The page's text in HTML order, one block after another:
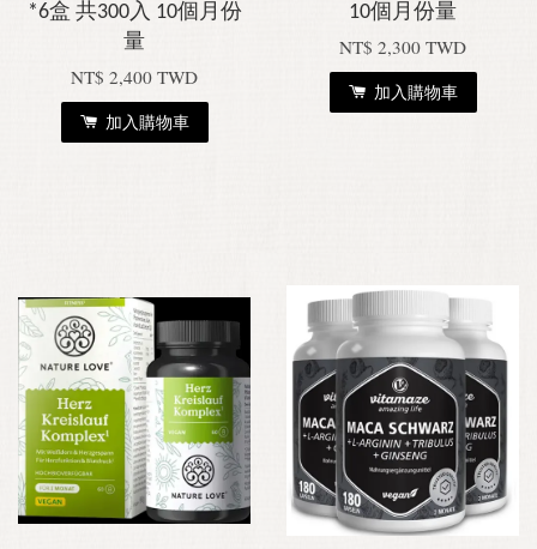
*6盒 共300入 10個月份
量
NT$ 2,400 TWD
加入購物車
10個月份量
NT$ 2,300 TWD
加入購物車